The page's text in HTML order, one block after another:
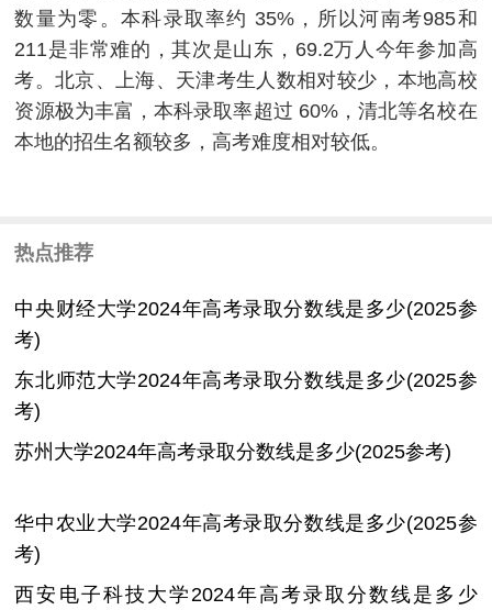
数量为零。本科录取率约 35%，所以河南考985和
211是非常难的，其次是山东，69.2万人今年参加高
考。北京、上海、天津考生人数相对较少，本地高校
资源极为丰富，本科录取率超过 60%，清北等名校在
本地的招生名额较多，高考难度相对较低。
热点推荐
中央财经大学2024年高考录取分数线是多少(2025参
考)
东北师范大学2024年高考录取分数线是多少(2025参
考)
苏州大学2024年高考录取分数线是多少(2025参考)
华中农业大学2024年高考录取分数线是多少(2025参
考)
西安电子科技大学2024年高考录取分数线是多少